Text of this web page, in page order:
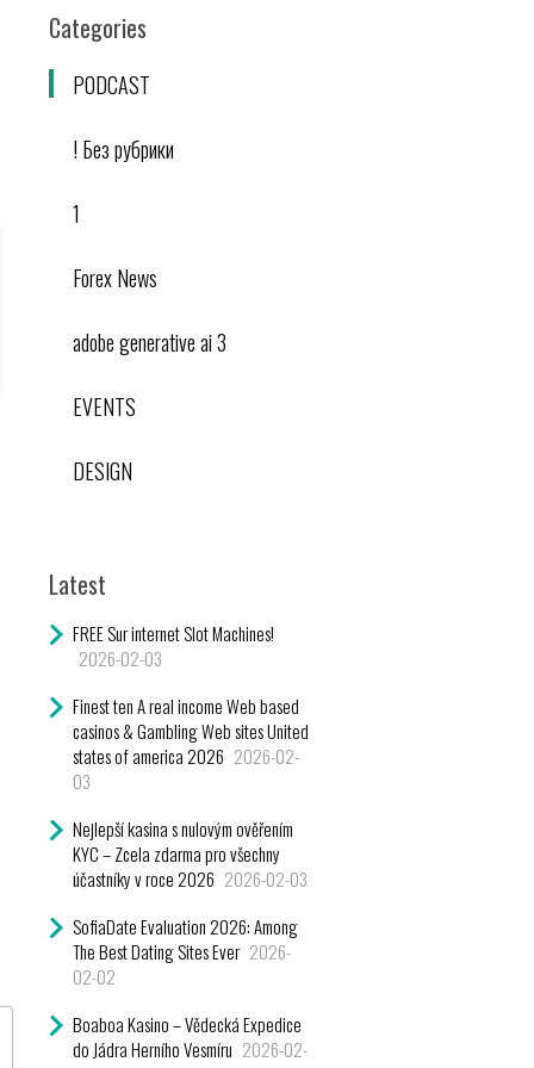
Categories
PODCAST
! Без рубрики
1
Forex News
adobe generative ai 3
EVENTS
DESIGN
Latest
FREE Sur internet Slot Machines!
2026-02-03
Finest ten A real income Web based
casinos & Gambling Web sites United
states of america 2026 2026-02-
03
Nejlepší kasina s nulovým ověřením
KYC – Zcela zdarma pro všechny
účastníky v roce 2026 2026-02-03
SofiaDate Evaluation 2026: Among
The Best Dating Sites Ever 2026-
02-02
Boaboa Kasino – Vědecká Expedice
do Jádra Herního Vesmíru 2026-02-